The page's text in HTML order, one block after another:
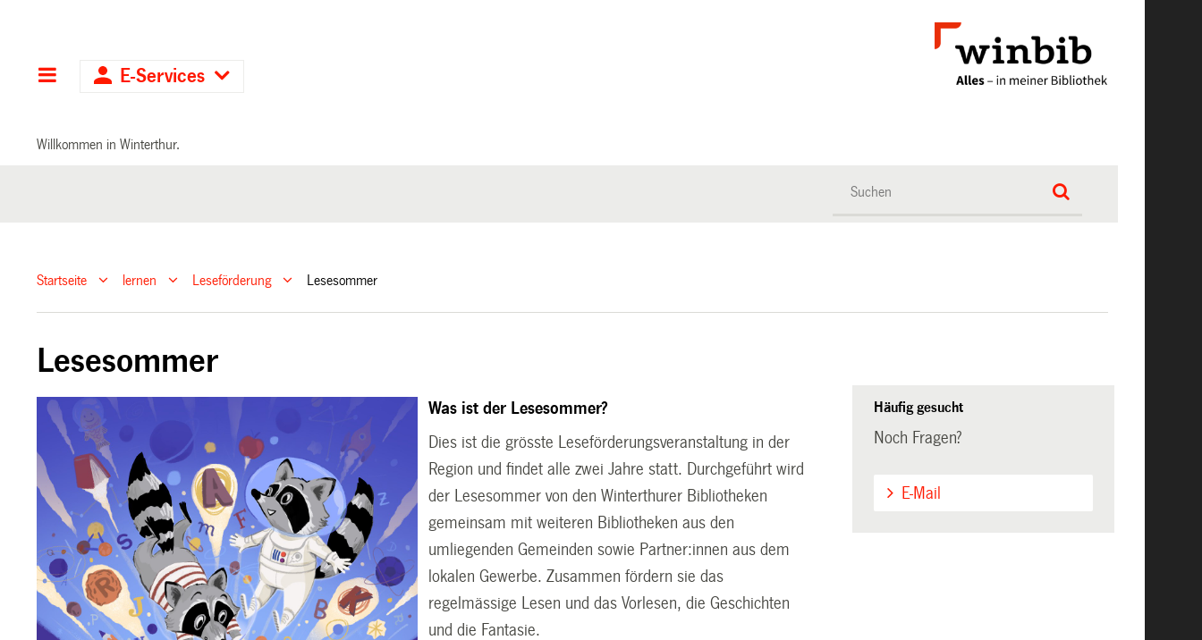
Hauptnavigation
E-Services
Willkommen in Winterthur.
Startseite lernen Leseförderung Lesesommer
Lesesommer
Was ist der Lesesommer?
Dies ist die grösste Leseförderungsveranstaltung in der
Region und findet alle zwei Jahre statt. Durchgeführt wird
der Lesesommer von den Winterthurer Bibliotheken
gemeinsam mit weiteren Bibliotheken aus den
umliegenden Gemeinden sowie Partner:innen aus dem
lokalen Gewerbe. Zusammen fördern sie das
regelmässige Lesen und das Vorlesen, die Geschichten
und die Fantasie.
Häufig gesucht
Noch Fragen?
E-Mail